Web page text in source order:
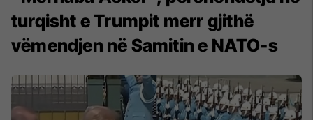
turqisht e Trumpit merr gjithë
vëmendjen në Samitin e NATO-s